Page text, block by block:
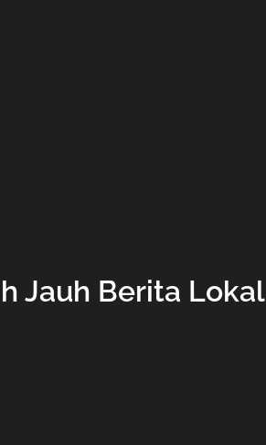
Jauh Berita Lokal